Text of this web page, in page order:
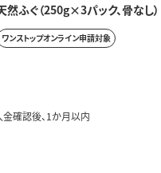
ふぐ（250g×3パック、骨なし
ワンストップオンライン申請対象
金確認後、1か月以内